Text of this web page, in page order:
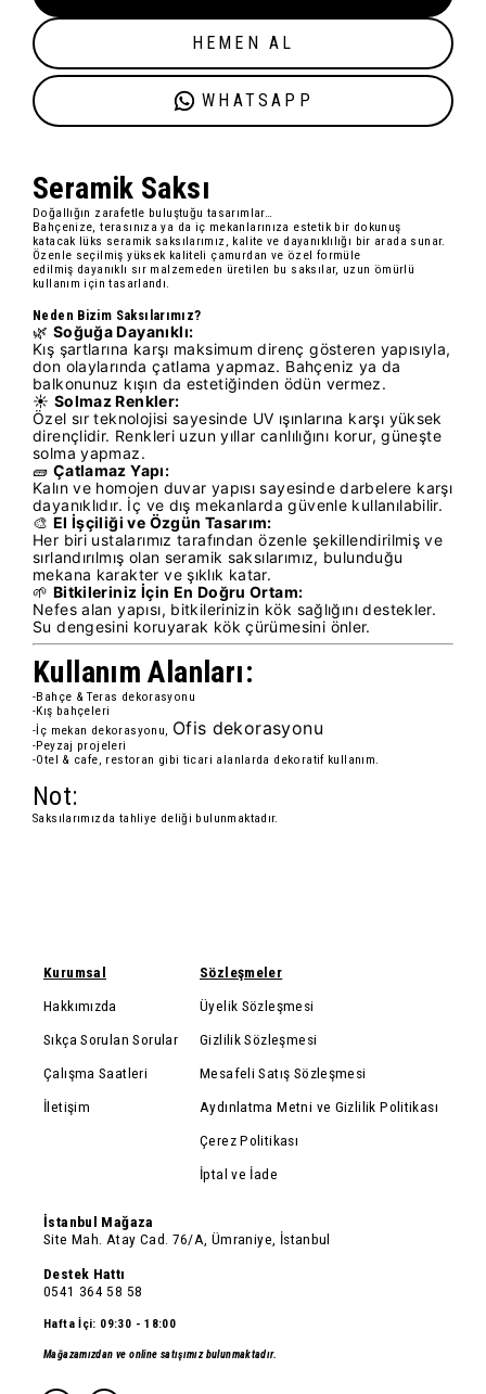
HEMEN AL
WHATSAPP
Seramik Saksı
Doğallığın zarafetle buluştuğu tasarımlar…
Bahçenize, terasınıza ya da iç mekanlarınıza estetik bir dokunuş
katacak lüks seramik saksılarımız
, kalite ve dayanıklılığı bir arada sunar.
Özenle seçilmişyüksek kaliteli çamurdan ve özel formüle
edilmiş dayanıklı sır malzemeden üretilen bu saksılar, uzun ömürlü
kullanım için tasarlandı.
Neden Bizim Saksılarımız?
🌿 Soğuğa Dayanıklı:
Kış şartlarına karşı maksimum direnç gösteren yapısıyla,
don olaylarında çatlama yapmaz. Bahçeniz ya da
balkonunuz kışın da estetiğinden ödün vermez.
☀️ Solmaz Renkler:
Özel sır teknolojisi sayesinde UV ışınlarına karşı yüksek
dirençlidir. Renkleri uzun yıllar canlılığını korur, güneşte
solma yapmaz.
🧱 Çatlamaz Yapı:
Kalın ve homojen duvar yapısı sayesinde darbelere karşı
dayanıklıdır. İç ve dış mekanlarda güvenle kullanılabilir.
🎨 El İşçiliği ve Özgün Tasarım:
Her biri ustalarımız tarafından özenle şekillendirilmiş ve
sırlandırılmış olan seramik saksılarımız, bulunduğu
mekana karakter ve şıklık katar.
🌱 Bitkileriniz İçin En Doğru Ortam:
Nefes alan yapısı, bitkilerinizin kök sağlığını destekler.
Su dengesini koruyarak kök çürümesini önler.
Kullanım Alanları:
-Bahçe & Teras dekorasyonu
-Kış bahçeleri
-İç mekan dekorasyonu, Ofis dekorasyonu
-Peyzaj projeleri
-Otel & cafe, restoran gibi ticari alanlarda dekoratif kullanım.
Not:
Saksılarımızda tahliye deliği bulunmaktadır.
Kurumsal
Hakkımızda
Sıkça Sorulan Sorular
Çalışma Saatleri
İletişim
Sözleşmeler
Üyelik Sözleşmesi
Gizlilik Sözleşmesi
Mesafeli Satış Sözleşmesi
Aydınlatma Metni ve Gizlilik Politikası
Çerez Politikası
İptal ve İade
İstanbul Mağaza
Site Mah. Atay Cad. 76/A, Ümraniye, İstanbul
Destek Hattı
0541 364 58 58
Hafta İçi: 09:30 - 18:00
Mağazamızdan ve online satışımız bulunmaktadır.